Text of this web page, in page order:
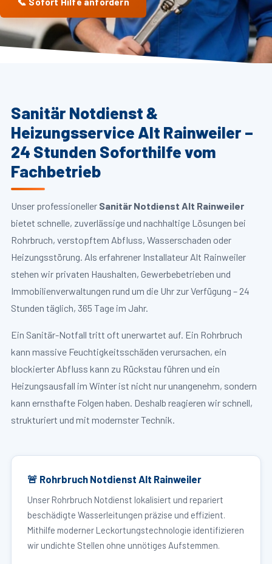
Sanitär Notdienst &
Heizungsservice Alt Rainweiler –
24 Stunden Soforthilfe vom
Fachbetrieb
Unser professioneller Sanitär Notdienst Alt Rainweiler
bietet schnelle, zuverlässige und nachhaltige Lösungen bei
Rohrbruch, verstopftem Abfluss, Wasserschaden oder
Heizungsstörung. Als erfahrener Installateur Alt Rainweiler
stehen wir privaten Haushalten, Gewerbebetrieben und
Immobilienverwaltungen rund um die Uhr zur Verfügung – 24
Stunden täglich, 365 Tage im Jahr.
Ein Sanitär-Notfall tritt oft unerwartet auf. Ein Rohrbruch
kann massive Feuchtigkeitsschäden verursachen, ein
blockierter Abfluss kann zu Rückstau führen und ein
Heizungsausfall im Winter ist nicht nur unangenehm, sondern
kann ernsthafte Folgen haben. Deshalb reagieren wir schnell,
strukturiert und mit modernster Technik.
🚨 Rohrbruch Notdienst Alt Rainweiler
Unser Rohrbruch Notdienst lokalisiert und repariert
beschädigte Wasserleitungen präzise und effizient.
Mithilfe moderner Leckortungstechnologie identifizieren
wir undichte Stellen ohne unnötiges Aufstemmen.